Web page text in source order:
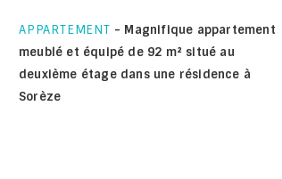
APPARTEMENT - Magnifique appartement
meublé et équipé de 92 m² situé au
deuxième étage dans une résidence à
Sorèze